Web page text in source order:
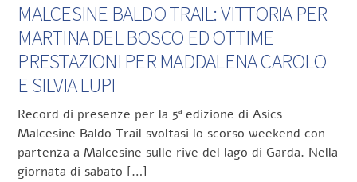
MALCESINE BALDO TRAIL: VITTORIA PER
MARTINA DEL BOSCO ED OTTIME
PRESTAZIONI PER MADDALENA CAROLO
E SILVIA LUPI
Record di presenze per la 5ª edizione di Asics
Malcesine Baldo Trail svoltasi lo scorso weekend con
partenza a Malcesine sulle rive del lago di Garda. Nella
giornata di sabato […]